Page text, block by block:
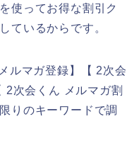
使ってお得な割引ク
ているからです。
ルマガ登録】【 2次会
2次会くん メルマガ割
りのキーワードで調